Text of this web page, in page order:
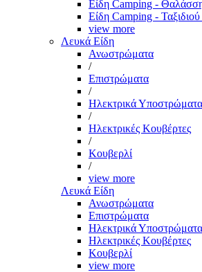
Είδη Camping -
Είδη Camping -
view more
Λευκά Είδη
Ανωστρώματα
/
Επιστρώματα
/
Ηλεκτρικά Υποστρώματα
/
Ηλεκτρικές Κουβέρτες
/
Κουβερλί
/
view more
Λευκά Είδη
Ανωστρώματα
Επιστρώματα
Ηλεκτρικά Υποστρώματα
Ηλεκτρικές Κουβέρτες
Κουβερλί
view more